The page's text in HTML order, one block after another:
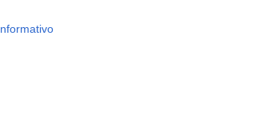
Informativo